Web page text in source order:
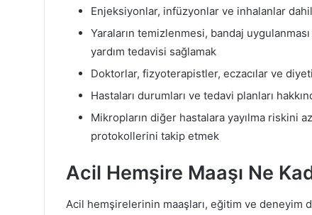
Enjeksiyonlar, infüzyonlar ve inhalanlar
Yaraların temizlenmesi, bandaj
yardım tedavisi sağlamak
Doktorlar, fizyoterapistler, eczacılar ve
Hastaları durumları ve tedavi planları
Mikropların diğer hastalara yayılma riskini
protokollerini takip etmek
Acil Hemşire Maaşı Ne
Acil hemşirelerinin maaşları, eğitim ve deneyim